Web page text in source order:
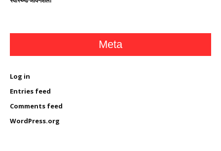
Meta
Log in
Entries feed
Comments feed
WordPress.org